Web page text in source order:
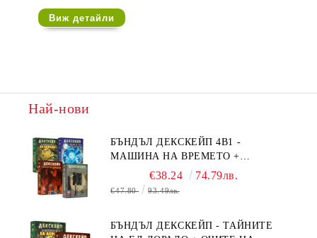
Виж детайли
Най-нови
БЪНДЪЛ ДЕКСКЕЙП 4В1 -
МАШИНА НА ВРЕМЕТО +
БЯГСТВО ОТ АЛКАТРАЗ +
ТАЙНИТЕ НА ЕЛ ДОРАДО +
€38.24 74.79лв.
€47.80 93.49лв.
БЪНДЪЛ ДЕКСКЕЙП - ТАЙНИТЕ